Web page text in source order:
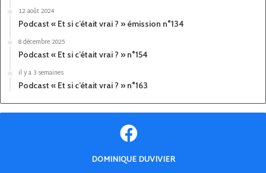
12 août 2024
Podcast « Et si c’était vrai ? » émission n°134
8 décembre 2025
Podcast « Et si c’était vrai ? » n°154
il y a 3 semaines
Podcast « Et si c’était vrai ? » n°163
DOMINIQUE DUVIVIER